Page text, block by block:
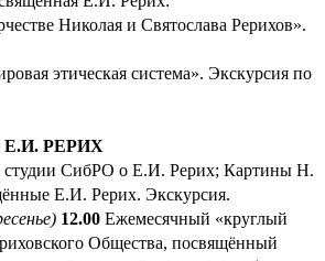
Николая и Святослава Рерихов».
этическая система». Экскурсия по
РЕРИХ
студии СибРО о Е.И. Рерих; Картины Н.
Е.И. Рерих. Экскурсия.
12.00 Ежемесячный «круглый
Общества, посвящённый